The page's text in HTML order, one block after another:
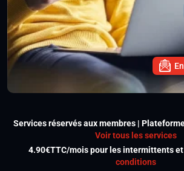
Services réservés aux membres |
Voir tous les services
4.90€TTC/mois pour les intermittents
conditions